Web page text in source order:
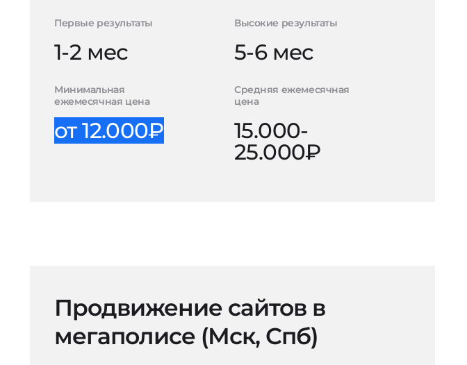
Первые результаты
1-2 мес
Высокие результаты
5-6 мес
Минимальная
ежемесячная цена
от 12.000₽
Средняя ежемесячная
цена
15.000-
25.000₽
Продвижение сайтов в
мегаполисе (Мск, Спб)